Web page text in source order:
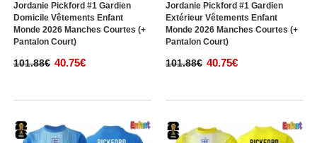
Jordanie Pickford #1 Gardien
Domicile Vêtements Enfant
Monde 2026 Manches Courtes (+
Pantalon Court)
101.88€ 40.75€
Jordanie Pickford #1 Gardien
Extérieur Vêtements Enfant
Monde 2026 Manches Courtes (+
Pantalon Court)
101.88€ 40.75€